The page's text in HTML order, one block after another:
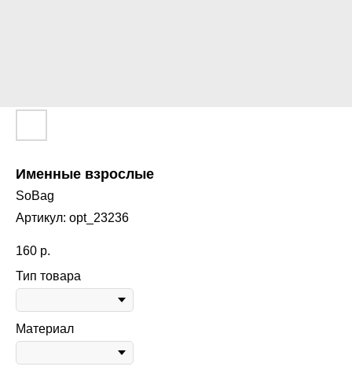
Именные взрослые
SoBag
Артикул: opt_23236
160 р.
Тип товара
Материал